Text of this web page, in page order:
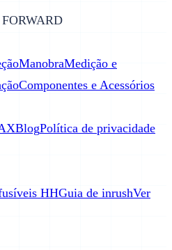
ManobraMedição e
Componentes e Acessórios
BlogPolítica de privacidade
HHGuia de inrushVer